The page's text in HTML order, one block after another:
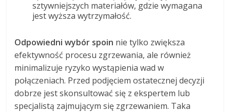
sztywniejszych materiałów, gdzie wymagana
jest wyższa wytrzymałość.
Odpowiedni wybór spoin nie tylko zwiększa
efektywność procesu zgrzewania, ale również
minimalizuje ryzyko wystąpienia wad w
połączeniach. Przed podjęciem ostatecznej decyzji
dobrze jest skonsultować się z ekspertem lub
specjalistą zajmującym się zgrzewaniem. Taka